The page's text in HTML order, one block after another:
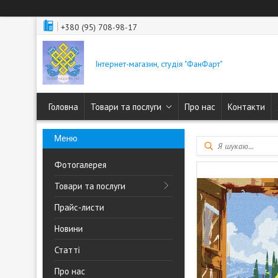
+380 (95) 708-98-17
Інтернет-магазин, студія "ФанФарт"
Головна Товари та послуги Про нас Контакти
Фотогалерея
Товари та послуги
Прайс-листи
Новини
Статті
Про нас